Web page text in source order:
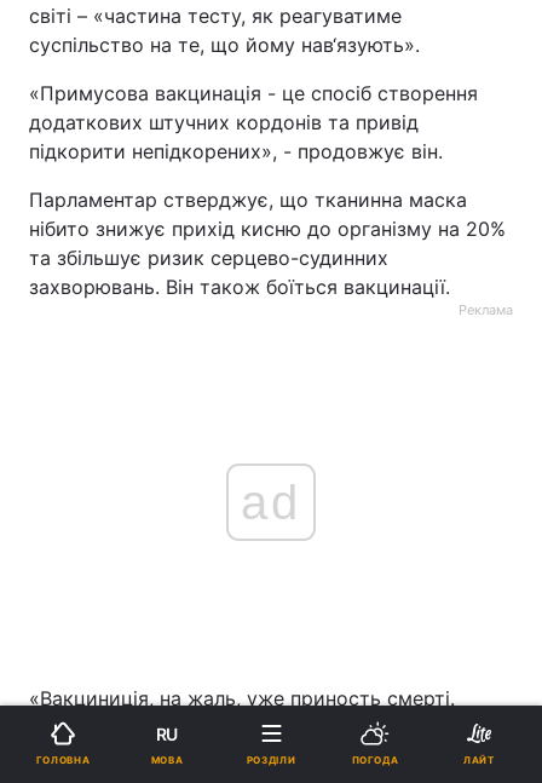
світі – «частина тесту, як реагуватиме
суспільство на те, що йому нав‘язують».
«Примусова вакцинація - це спосіб створення
додаткових штучних кордонів та привід
підкорити непідкорених», - продовжує він.
Парламентар стверджує, що тканинна маска
нібито знижує прихід кисню до організму на 20%
та збільшує ризик серцево-судинних
захворювань. Він також боїться вакцинації.
Реклама
ad
«Вакциниція, на жаль, уже приность смерті.
Препарати містять давно відомі шкідливі
інгрідієнти. Політики демонструють нам
ГОЛОВНА
RU
МОВА РОЗДІЛИ ПОГОДА ЛАЙТ